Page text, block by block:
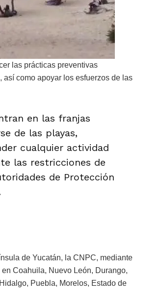
las prácticas preventivas
como apoyar los esfuerzos de las
en las franjas
de las playas,
cualquier actividad
las restricciones de
de Protección
de Yucatán, la CNPC, mediante
Coahuila, Nuevo León, Durango,
Puebla, Morelos, Estado de